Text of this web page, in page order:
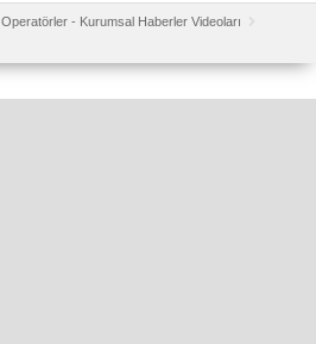
Operatörler - Kurumsal Haberler Videoları